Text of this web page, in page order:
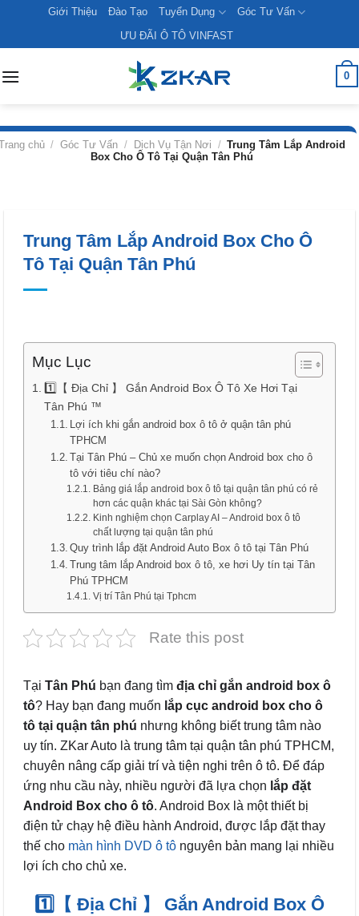
content
Giới Thiệu Đào Tạo Tuyển Dụng
Góc Tư Vấn
ƯU ĐÃI Ô TÔ VINFAST
0
chủ / Góc Tư Vấn / Dịch Vụ Tận Nơi / Trung Tâm Lắp Android
Box Cho Ô Tô Tại Quận Tân Phú
Trung Tâm Lắp Android Box Cho Ô
Tô Tại Quận Tân Phú
Mục Lục
1️⃣【 Địa Chỉ 】 Gắn Android Box Ô Tô Xe Hơi Tại
Tân Phú ™
Lợi ích khi gắn android box ô tô ở quận tân phú
TPHCM
Tại Tân Phú – Chủ xe muốn chọn Android box cho ô
tô với tiêu chí nào?
Bảng giá lắp android box ô tô tại quận tân phú có rẻ
hơn các quận khác tại Sài Gòn không?
Kinh nghiệm chọn Carplay AI – Android box ô tô
chất lượng tại quận tân phú
Quy trình lắp đặt Android Auto Box ô tô tại Tân Phú
Trung tâm lắp Android box ô tô, xe hơi Uy tín tại Tân
Phú TPHCM
Vị trí Tân Phú tại Tphcm
Rate this post
Tại Tân Phú bạn đang tìm địa chỉ gắn android box ô
tô? Hay bạn đang muốn lắp cục android box cho ô
tô tại quận tân phú nhưng không biết trung tâm nào
uy tín. ZKar Auto là trung tâm tại quận tân phú TPHCM,
chuyên nâng cấp giải trí và tiện nghi trên ô tô. Để đáp
ứng nhu cầu này, nhiều người đã lựa chọn lắp đặt
Android Box cho ô tô. Android Box là một thiết bị
điện tử chạy hệ điều hành Android, được lắp đặt thay
thế cho màn hình DVD ô tô nguyên bản mang lại nhiều
lợi ích cho chủ xe.
1️⃣【 Địa Chỉ 】 Gắn Android Box Ô